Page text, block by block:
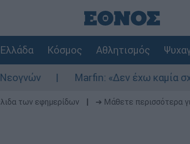
Ελλάδα Κόσμος Αθλητισμός
Marfin: «Δεν έχω καμία σχέση με
των εφημερίδων ➔ Μάθετε περισσότερα